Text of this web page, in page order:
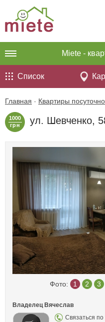
Miete -
Список
Главная - Квартиры
1000
грн
ул. Шевченко,
Фото: 1 2 3
Владелец Вячеслав
Связаться